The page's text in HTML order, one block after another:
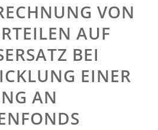
VON
AUF
BEI
EINER
AN